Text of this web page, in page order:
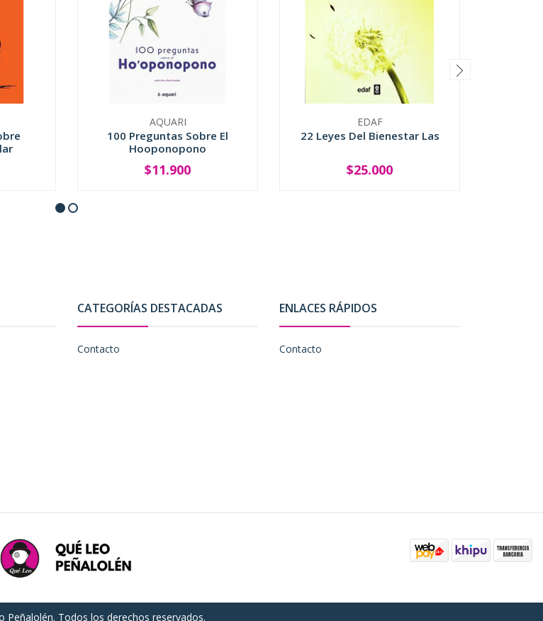
AQUARI
100 Preguntas Sobre El
Hooponopono
+
$11.900
EDAF
22 Leyes Del Bienestar Las
+
$25.000
CATEGORÍAS DESTACADAS
Contacto
ENLACES RÁPIDOS
Contacto
Peñalolén. Todos los derechos reservados.